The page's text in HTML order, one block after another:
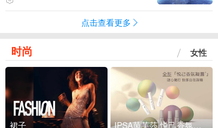
点击查看更多
时尚 女性
裙子 IPSA茵芙莎 悦己香氛凝露上市